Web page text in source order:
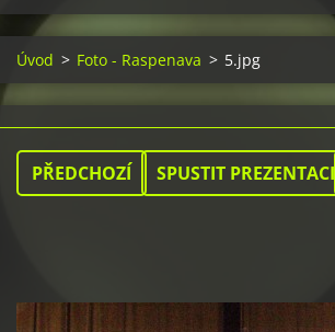
Úvod > Foto - Raspenava > 5.jpg
PŘEDCHOZÍ SPUSTIT PREZENTACI